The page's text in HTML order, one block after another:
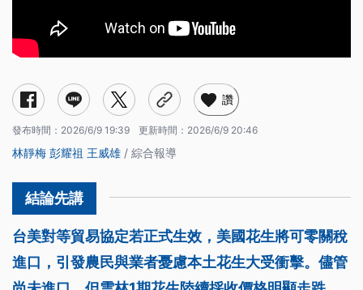
讚
發布時間： 2026/6/9 19:39 更新時間： 2026/6/9 20:46
林靜梅 彭耀祖 王威雄 / 綜合報導
台美對等貿易協定若正式生效，美國花生將可零關稅
進口，引發農民與業者憂慮本土花生大受衝擊。儘管